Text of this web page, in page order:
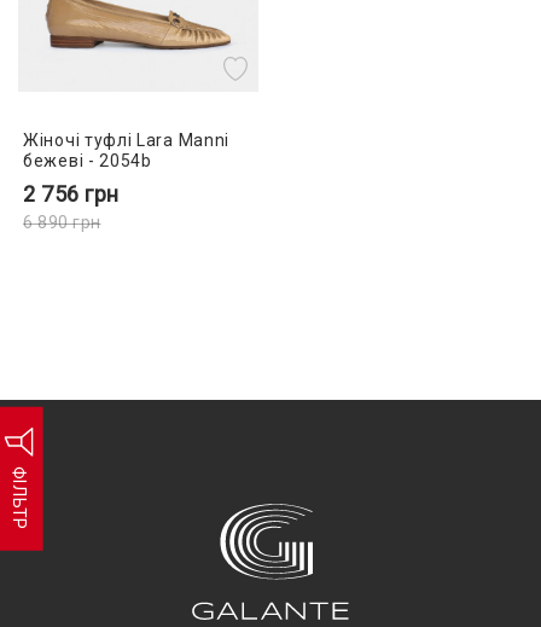
ФІЛЬТР
Жіночі туфлі Lara Manni
бежеві - 2054b
2 756 грн
6 890грн